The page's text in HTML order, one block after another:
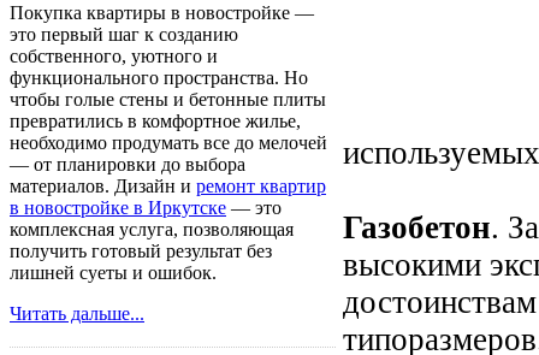
Покупка квартиры в новостройке —
это первый шаг к созданию
собственного, уютного и
функционального пространства. Но
чтобы голые стены и бетонные плиты
превратились в комфортное жилье,
необходимо продумать все до мелочей
— от планировки до выбора
материалов. Дизайн и ремонт квартир
в новостройке в Иркутске — это
комплексная услуга, позволяющая
получить готовый результат без
лишней суеты и ошибок.
Читать дальше...
Газобетон.
высокими